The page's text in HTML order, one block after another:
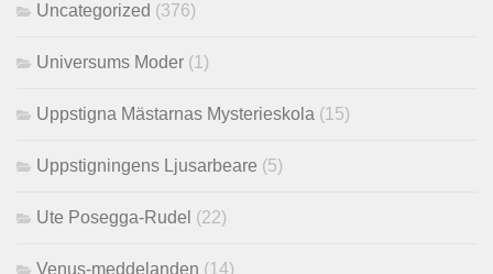
Uncategorized (376)
Universums Moder (1)
Uppstigna Mästarnas Mysterieskola (15)
Uppstigningens Ljusarbeare (5)
Ute Posegga-Rudel (22)
Venus-meddelanden (14)